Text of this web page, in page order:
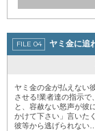
ヤミ金に追
ヤミ金の金が払えない
させる!業者達の指示
と、容赦ない怒声が彼
かけて下さい」言いた
彼等から逃げられない…